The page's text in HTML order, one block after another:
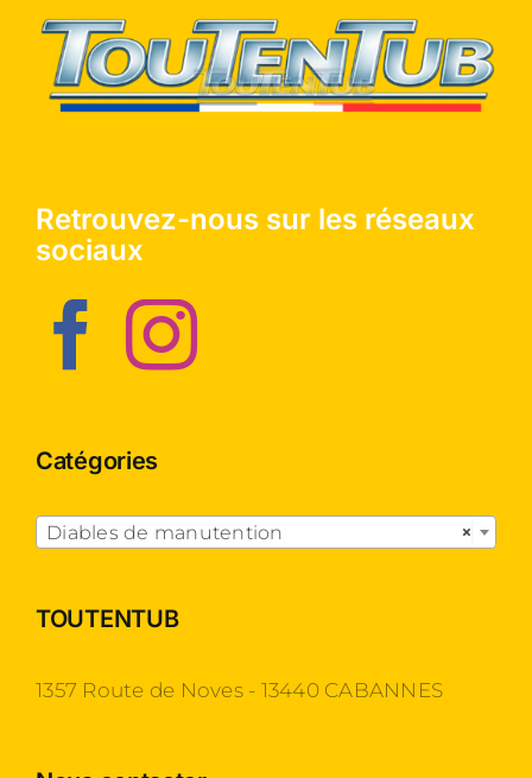
Retrouvez-nous sur les réseaux
sociaux
Catégories
×
Diables de manutention
TOUTENTUB
1357 Route de Noves - 13440 CABANNES